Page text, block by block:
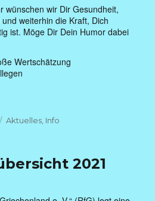
wünschen wir Dir Gesundheit,
weiterhin die Kraft, Dich
ist. Möge Dir Dein Humor dabei
Wertschätzung
Kategorien
Aktuelles Info
2021